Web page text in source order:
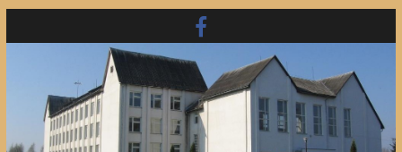
to